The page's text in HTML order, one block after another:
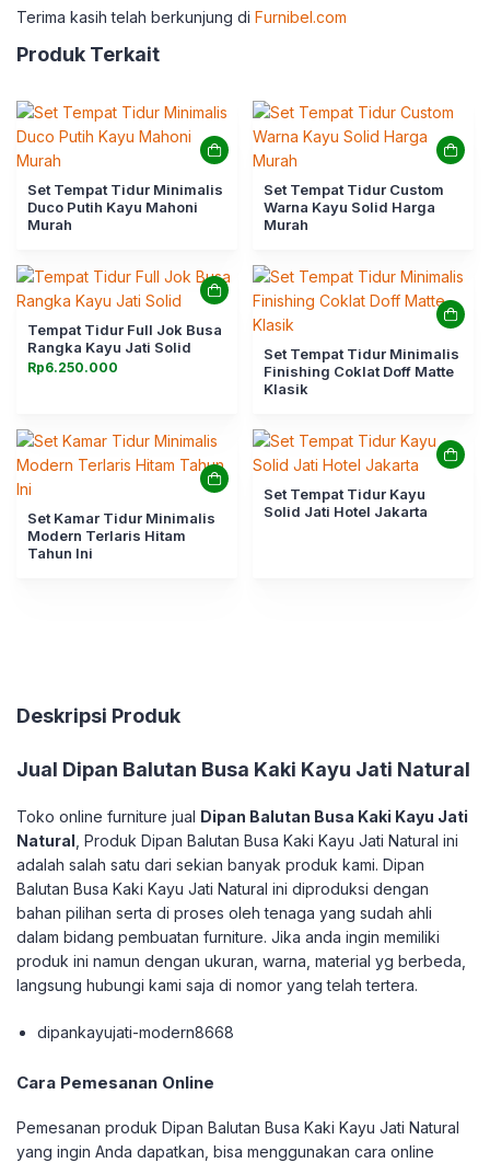
Terima kasih telah berkunjung di Furnibel.com
Produk Terkait
Set Tempat Tidur Minimalis
Duco Putih Kayu Mahoni
Murah
Set Tempat Tidur Custom
Warna Kayu Solid Harga
Murah
Tempat Tidur Full Jok Busa
Rangka Kayu Jati Solid
Rp6.250.000
Set Tempat Tidur Minimalis
Finishing Coklat Doff Matte
Klasik
Set Kamar Tidur Minimalis
Modern Terlaris Hitam
Tahun Ini
Set Tempat Tidur Kayu
Solid Jati Hotel Jakarta
Deskripsi Produk
Jual Dipan Balutan Busa Kaki Kayu Jati Natural
Toko online furniture jual Dipan Balutan Busa Kaki Kayu Jati
Natural , Produk Dipan Balutan Busa Kaki Kayu Jati Natural ini
adalah salah satu dari sekian banyak produk kami. Dipan
Balutan Busa Kaki Kayu Jati Natural ini diproduksi dengan
bahan pilihan serta di proses oleh tenaga yang sudah ahli
dalam bidang pembuatan furniture. Jika anda ingin memiliki
produk ini namun dengan ukuran, warna, material yg berbeda,
langsung hubungi kami saja di nomor yang telah tertera.
dipankayujati-modern8668
Cara Pemesanan Online
Pemesanan produk Dipan Balutan Busa Kaki Kayu Jati Natural
yang ingin Anda dapatkan, bisa menggunakan cara online